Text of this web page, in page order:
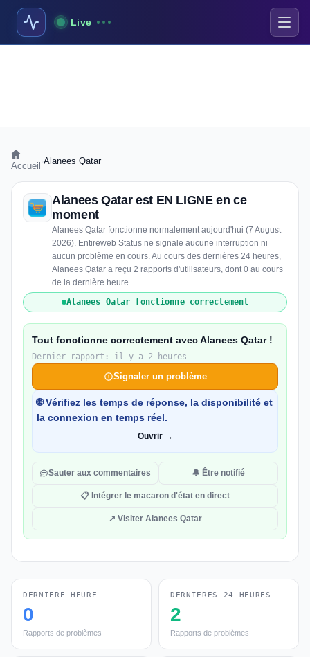
Live
Accueil Alanees Qatar
Alanees Qatar est EN LIGNE en ce
moment
Alanees Qatar fonctionne normalement aujourd'hui (7 August
2026). Entireweb Status ne signale aucune interruption ni
aucun problème en cours. Au cours des dernières 24 heures,
Alanees Qatar a reçu 2 rapports d'utilisateurs, dont 0 au cours
de la dernière heure.
Alanees Qatar fonctionne correctement
Tout fonctionne correctement avec Alanees Qatar !
Dernier rapport: il y a 2 heures
Signaler un problème
🌐 Vérifiez les temps de réponse, la disponibilité et
la connexion en temps réel.
Ouvrir →
Sauter aux commentaires 🔔 Être notifié
📋 Intégrer le macaron d'état en direct
↗ Visiter Alanees Qatar
DERNIÈRE HEURE
0
Rapports de problèmes
DERNIÈRES 24 HEURES
2
Rapports de problèmes